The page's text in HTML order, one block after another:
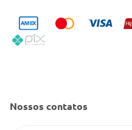
Código de Conduta
Política de Reembolso
Condeclin
Convênio Conlife
Nossos contatos